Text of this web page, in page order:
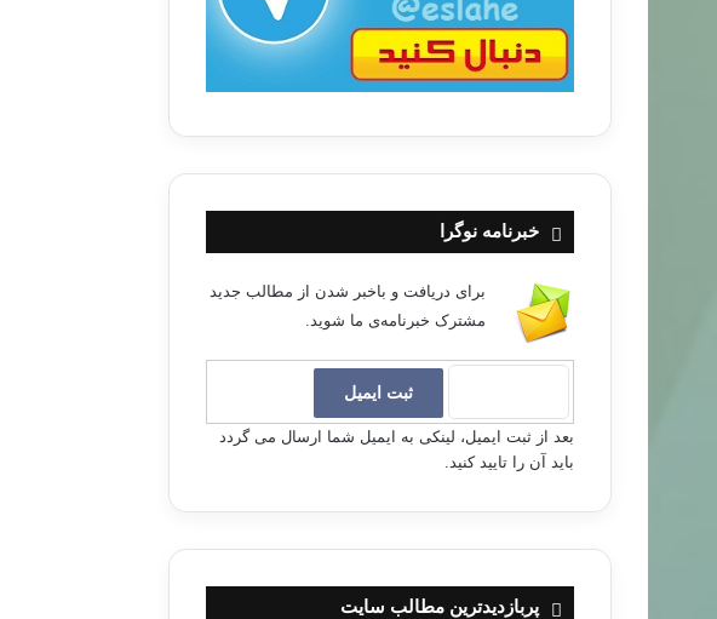
خبرنامه نوگرا
برای دریافت و باخبر شدن از مطالب جدید
مشترک خبرنامه‌ی ما شوید.
بعد از ثبت ایمیل، لینکی به ایمیل شما ارسال می گردد
باید آن را تایید کنید.
پربازدیدترین مطالب سایت